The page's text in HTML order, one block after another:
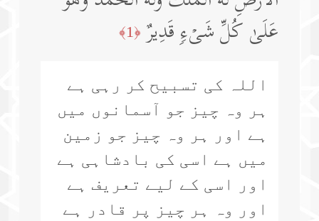
عَلَىٰ كُلِّ شَیۡءࣲ قَدِیرٌ ﴿1﴾
اللہ کی تسبیح کر رہی ہے
ہر وہ چیز جو آسمانوں میں
ہے اور ہر وہ چیز جو زمین
میں ہے اسی کی بادشاہی ہے
اور اسی کے لیے تعریف ہے
اور وہ ہر چیز پر قادر ہے